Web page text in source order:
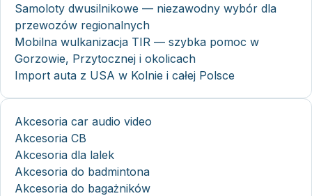
Samoloty dwusilnikowe — niezawodny wybór dla
przewozów regionalnych
Mobilna wulkanizacja TIR — szybka pomoc w
Gorzowie, Przytocznej i okolicach
Import auta z USA w Kolnie i całej Polsce
Akcesoria car audio video
Akcesoria CB
Akcesoria dla lalek
Akcesoria do badmintona
Akcesoria do bagażników